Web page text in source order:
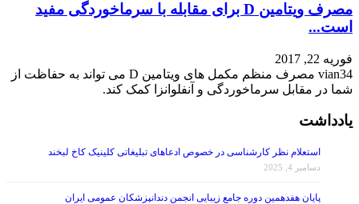
مصرف ویتامین D برای مقابله با سرماخوردگی مفید
است...
فوریه 22, 2017
vian34 مصرف منظم مکمل های ویتامین D می تواند به حفاظت از
شما در مقابل سرماخوردگی و آنفلوانزا کمک کند.
یادداشت
استعلام نظر کارشناسی در خصوص ادعاهای تبلیغاتی کلینیک کاخ لبخند
دسامبر 4, 2025
پایان هفدهمین دوره جامع زیبایی انجمن دندانپزشکان عمومی ایران